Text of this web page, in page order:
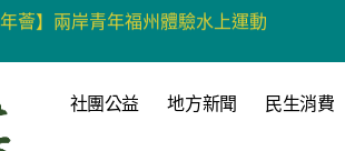
上線 打造數位選戰新平台 公開五大亮點
人載具條例互批 柯志恩：國民黨版才是「
社團公益 地方新聞 民生消費